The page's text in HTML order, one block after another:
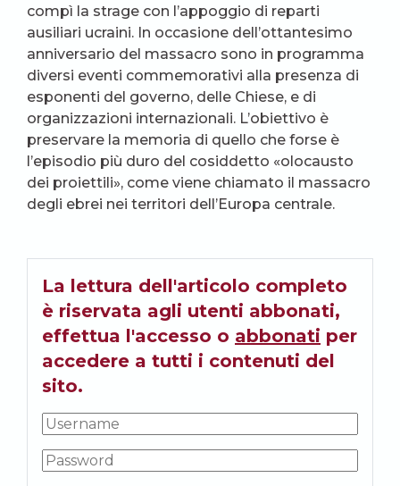
compì la strage con l’appoggio di reparti
ausiliari ucraini. In occasione dell’ottantesimo
anniversario del massacro sono in programma
diversi eventi commemorativi alla presenza di
esponenti del governo, delle Chiese, e di
organizzazioni internazionali. L’obiettivo è
preservare la memoria di quello che forse è
l’episodio più duro del cosiddetto «olocausto
dei proiettili», come viene chiamato il massacro
degli ebrei nei territori dell’Europa centrale.
La lettura dell'articolo completo
è riservata agli utenti abbonati,
effettua l'accesso o abbonati per
accedere a tutti i contenuti del
sito.